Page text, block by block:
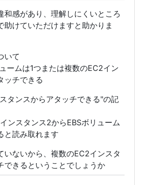
和感があり、理解しにくいところ
助けていただけますと助かりま
いて
ームは1つまたは複数のEC2イン
ッチできる
タンスからアタッチできる"の記
ンスタンス2からEBSボリューム
と読み取れます
いないから、複数のEC2インスタ
できるということでしょうか